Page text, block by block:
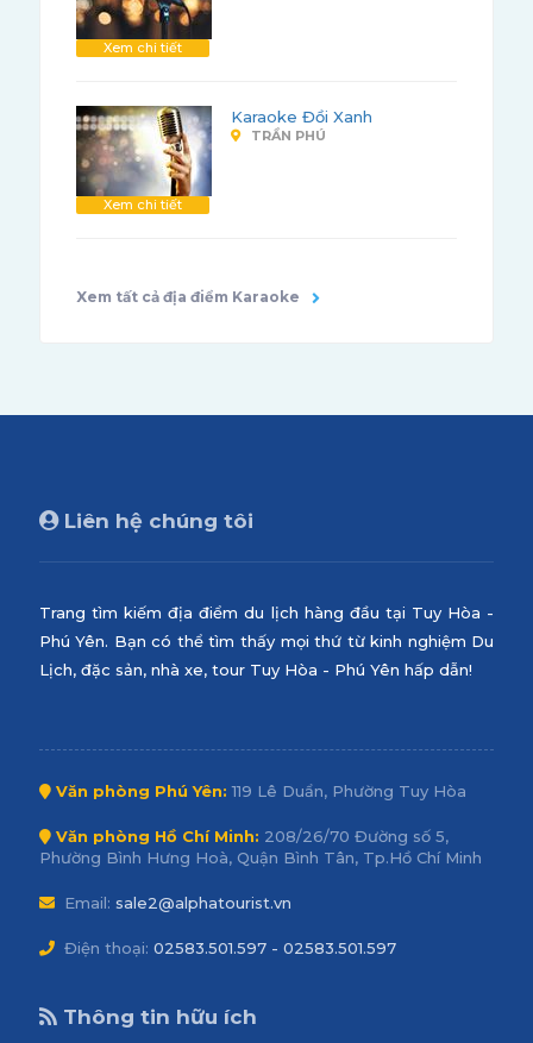
Xem chi tiết
Xem chi tiết
Karaoke Đồi Xanh
TRẦN PHÚ
Xem tất cả địa điểm Karaoke
Liên hệ chúng tôi
Trang tìm kiếm địa điểm du lịch hàng đầu tại Tuy Hòa -
Phú Yên. Bạn có thể tìm thấy mọi thứ từ kinh nghiệm Du
Lịch, đặc sản, nhà xe, tour Tuy Hòa - Phú Yên hấp dẫn!
Văn phòng Phú Yên: 119 Lê Duẩn, Phường Tuy Hòa
Văn phòng Hồ Chí Minh: 208/26/70 Đường số 5,
Phường Bình Hưng Hoà, Quận Bình Tân, Tp.Hồ Chí Minh
Email: sale2@alphatourist.vn
Điện thoại: 02583.501.597 - 02583.501.597
Thông tin hữu ích